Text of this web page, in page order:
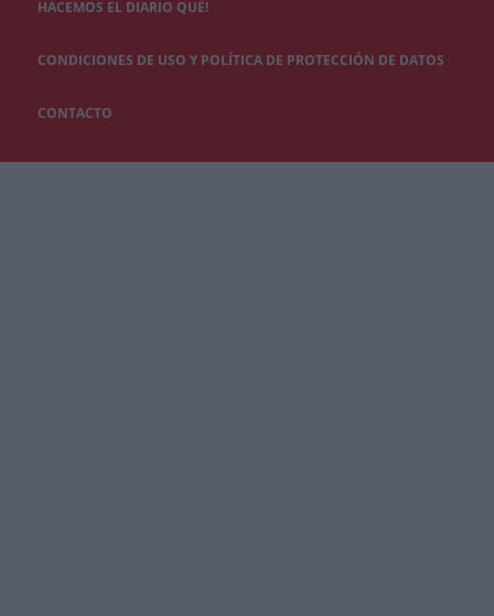
HACEMOS EL DIARIO QUÉ!
CONDICIONES DE USO Y POLÍTICA DE PROTECCIÓN DE DATOS
CONTACTO